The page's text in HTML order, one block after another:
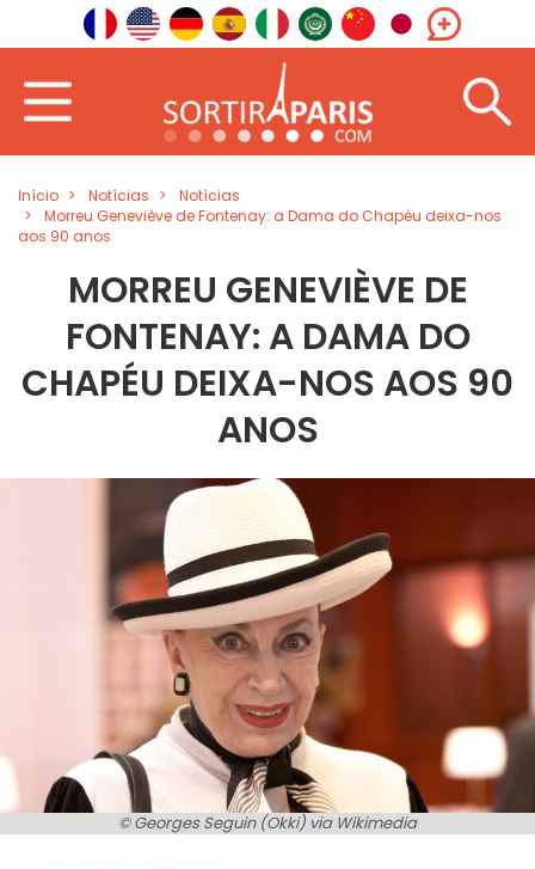
Início Notícias
Notícias
Morreu Geneviève de Fontenay: a Dama do Chapéu deixa-nos
aos 90 anos
MORREU GENEVIÈVE DE
FONTENAY: A DAMA DO
CHAPÉU DEIXA-NOS AOS 90
ANOS
© Georges Seguin (Okki) via Wikimedia